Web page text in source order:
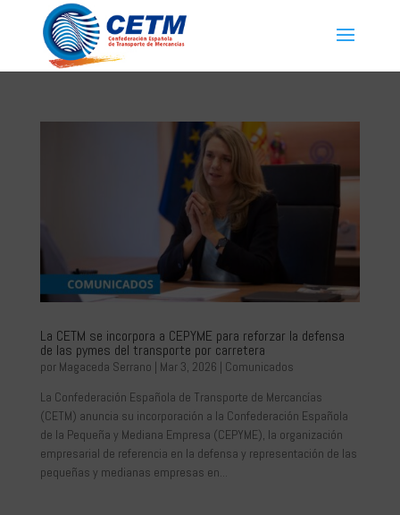
La CETM se incorpora a CEPYME para reforzar la defensa
de las pymes del transporte por carretera
por Magaceda Serrano | Mar 3, 2026 | Comunicados
La Confederación Española de Transporte de Mercancías
(CETM) anuncia su incorporación a la Confederación Española
de la Pequeña y Mediana Empresa (CEPYME), la organización
empresarial de referencia en la defensa y representación de las
pequeñas y medianas empresas en...